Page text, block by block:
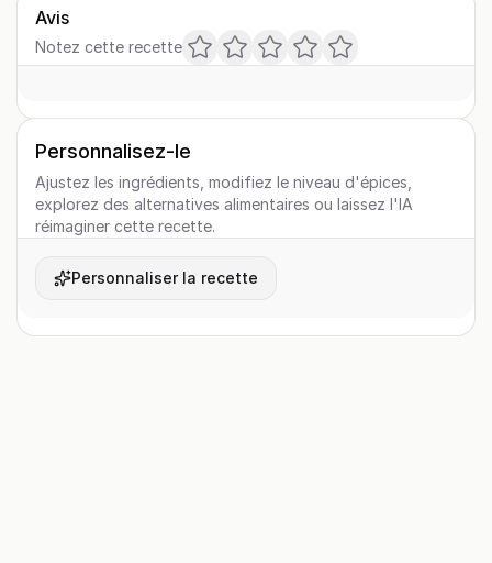
Avis
Notez cette recette
Personnalisez-le
Ajustez les ingrédients, modifiez le niveau d'épices,
explorez des alternatives alimentaires ou laissez l'IA
réimaginer cette recette.
Personnaliser la recette